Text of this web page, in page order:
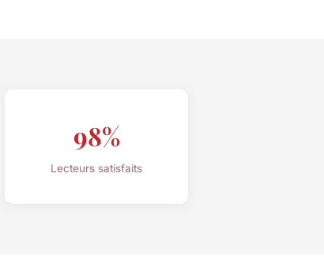
98%
Lecteurs satisfaits